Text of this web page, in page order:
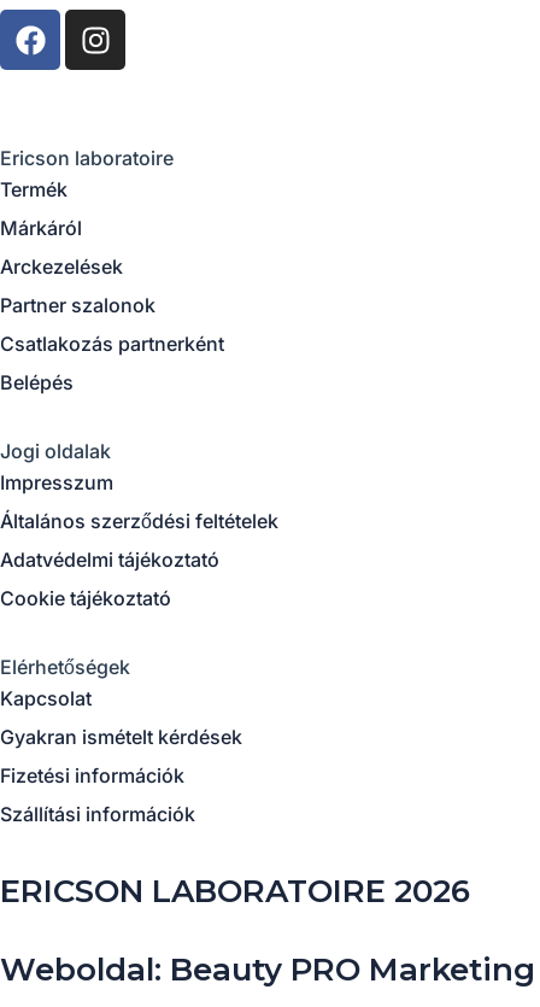
F
a
o
o
k
I
n
a
g
m
Ericson laboratoire
Termék
Márkáról
Arckezelések
Partner szalonok
Csatlakozás partnerként
Belépés
Jogi oldalak
Impresszum
Általános szerződési feltételek
Adatvédelmi tájékoztató
Cookie tájékoztató
Elérhetőségek
Kapcsolat
Gyakran ismételt kérdések
Fizetési információk
Szállítási információk
ERICSON LABORATOIRE 2026
Weboldal: Beauty PRO Marketing